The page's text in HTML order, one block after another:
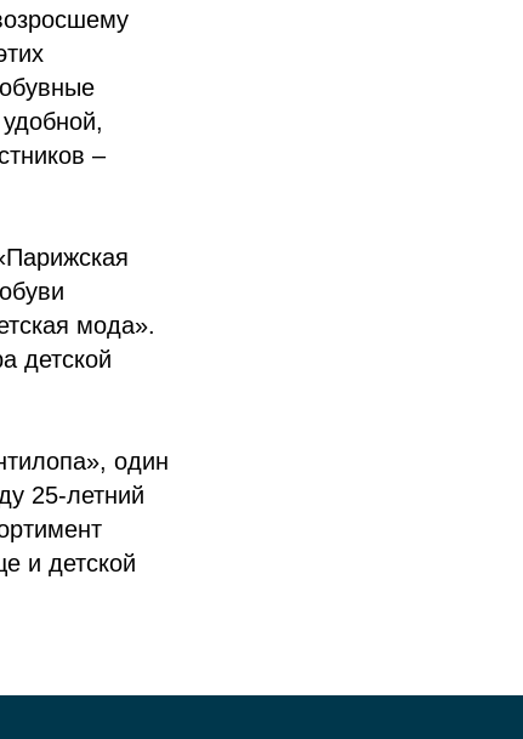
–
мода».
детской
один
25-летний
и детской